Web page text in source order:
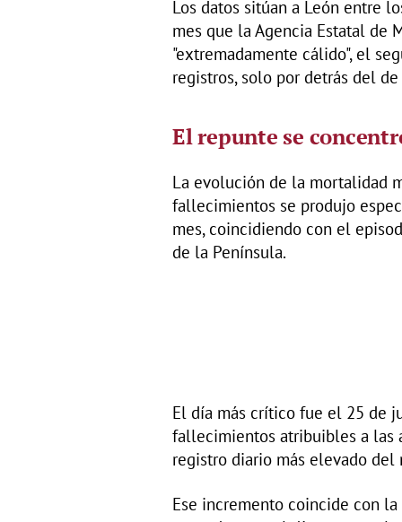
Los datos sitúan a León entre
mes que la Agencia Estatal de
"extremadamente cálido", el
registros, solo por detrás del de
El repunte se
La evolución de la mortalidad
fallecimientos se produjo
mes, coincidiendo con el
de la Península.
El día más crítico fue el 25 de
fallecimientos atribuibles a las
registro diario más elevado del
Ese incremento coincide con